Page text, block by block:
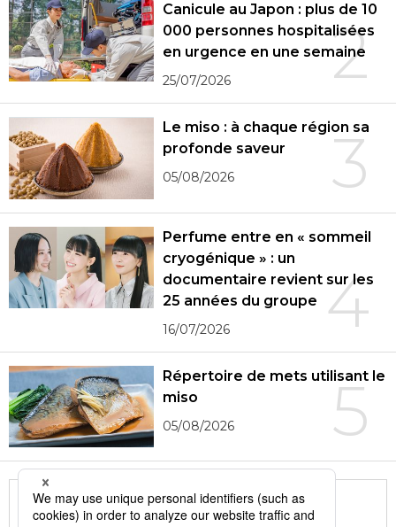
2
Canicule au Japon : plus de 10
000 personnes hospitalisées
en urgence en une semaine
25/07/2026
3
Le miso : à chaque région sa
profonde saveur
05/08/2026
4
Perfume entre en « sommeil
cryogénique » : un
documentaire revient sur les
25 années du groupe
16/07/2026
5
Répertoire de mets utilisant le
miso
05/08/2026
More in this series